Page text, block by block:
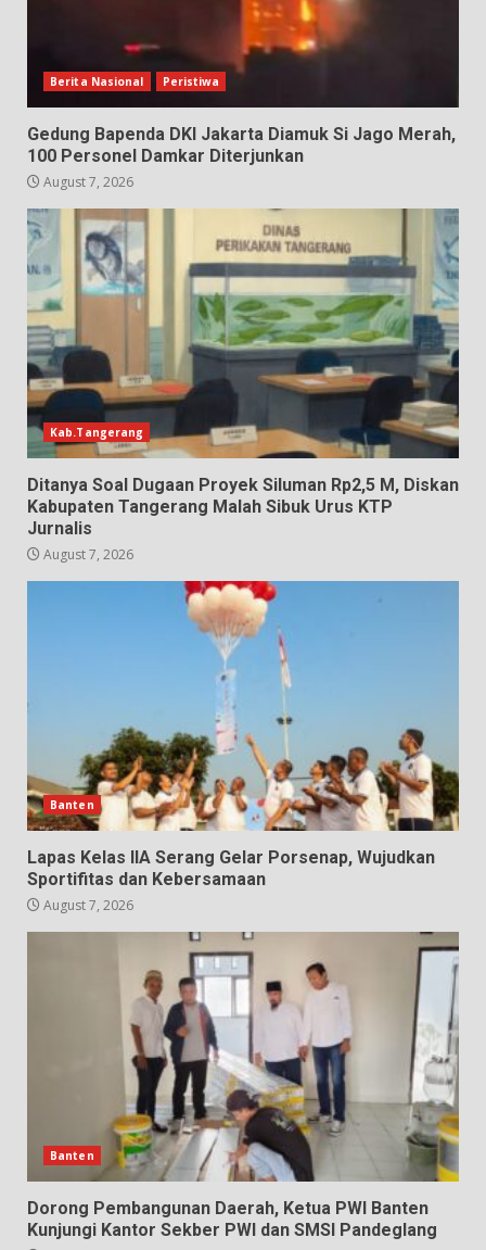
Berita Nasional Peristiwa
Gedung Bapenda DKI Jakarta Diamuk Si Jago Merah,
100 Personel Damkar Diterjunkan
August 7, 2026
Kab.Tangerang
Ditanya Soal Dugaan Proyek Siluman Rp2,5 M, Diskan
Kabupaten Tangerang Malah Sibuk Urus KTP
Jurnalis
August 7, 2026
Banten
Lapas Kelas IIA Serang Gelar Porsenap, Wujudkan
Sportifitas dan Kebersamaan
August 7, 2026
Banten
Dorong Pembangunan Daerah, Ketua PWI Banten
Kunjungi Kantor Sekber PWI dan SMSI Pandeglang